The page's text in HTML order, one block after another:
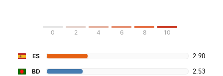
0 2 4 6 8 10
ES 2.90
BD 2.53